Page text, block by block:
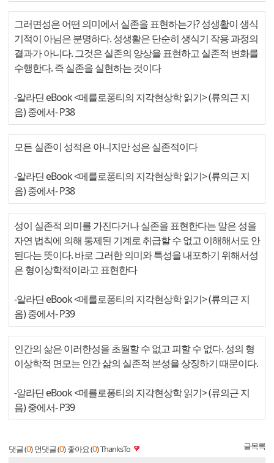
그러면성은 어떤 의미에서 실존을 표현하는가? 성생활이 생식
기적이 아님은 분명하다. 성생활은 단순히 생식기 작용 과정의
결과가 아니다. 그것은 실존의 양상을 표현하고 실존적 변화를
수행한다. 즉 실존을 실현하는 것이다
-알라딘 eBook <메를로퐁티의 지각현상학 읽기> (류의근 지
음) 중에서- P38
모든 실존이 성적은 아니지만 성은 실존적이다
-알라딘 eBook <메를로퐁티의 지각현상학 읽기> (류의근 지
음) 중에서- P38
성이 실존적 의미를 가진다거나 실존을 표현한다는 말은 성을
자연 법칙에 의해 통제된 기계로 취급할 수 없고 이해해서도 안
된다는 뜻이다. 바로 그러한 의미와 특성을 내포하기 위해서성
은 형이상학적이라고 표현한다
-알라딘 eBook <메를로퐁티의 지각현상학 읽기> (류의근 지
음) 중에서- P39
인간의 삶은 이러한성을 초월할 수 없고 피할 수 없다. 성의 형
이상학적 면모는 인간 삶의 실존적 본성을 상징하기 때문이다.
-알라딘 eBook <메를로퐁티의 지각현상학 읽기> (류의근 지
음) 중에서- P39
댓글 (0) 먼댓글 (0) 좋아요 (0)ThanksTo 글목록